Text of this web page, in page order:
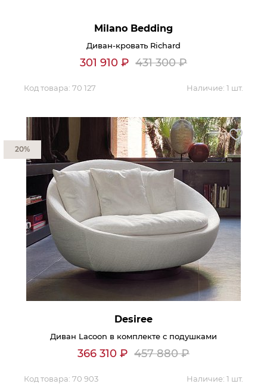
Политика обработки
Обратная связь
Milano Bedding
Диван-кровать Richard
301 910 ₽ 431 300₽
Код товара: 70 127 Наличие: 1 шт.
Desiree
Диван Lacoon в комплекте с подушками
366 310 ₽ 457 880₽
Код товара: 70 903 Наличие: 1 шт.
20%